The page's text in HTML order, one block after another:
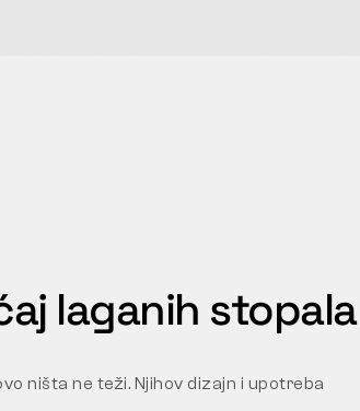
laganih stopala
ništa ne teži. Njihov dizajn i upotreba